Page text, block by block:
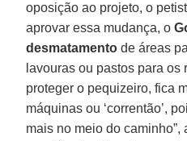
oposição ao projeto, o
aprovar essa mudança, o
desmatamento de áreas
lavouras ou pastos para os
proteger o pequizeiro, fica
máquinas ou ‘correntão’,
mais no meio do caminho”,